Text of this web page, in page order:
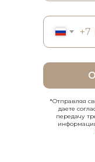
+7
*Отправляя
даете
передачу